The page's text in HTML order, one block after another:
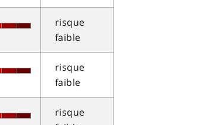
risque
faible
risque
faible
risque